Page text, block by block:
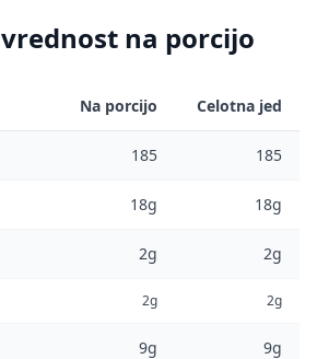
na porcijo
Na porcijo Celotna jed
185 185
18g 18g
2g 2g
2g 2g
9g 9g